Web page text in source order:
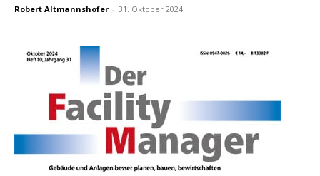
Robert Altmannshofer - 31. Oktober 2024